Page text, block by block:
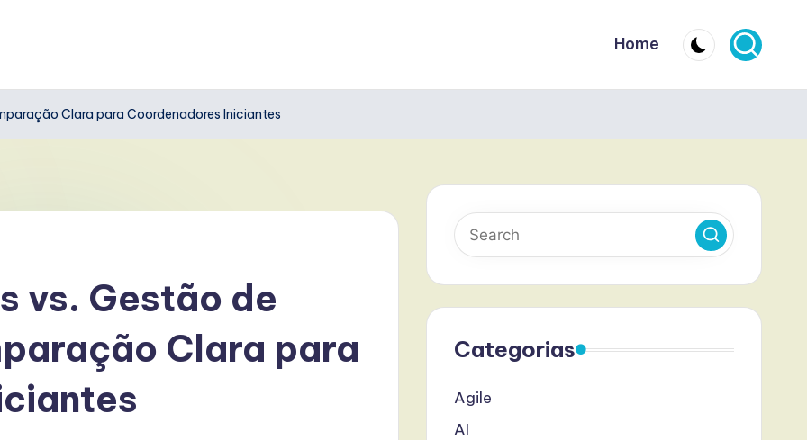
Home
Clara para Coordenadores Iniciantes
vs. Gestão de
Clara para
Categorias
Agile
AI